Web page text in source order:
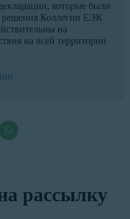
которые были
решения Коллегии ЕЭК
на
на всей территории
рассылку